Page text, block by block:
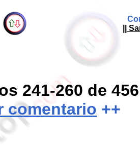
||
241-260 de 456
comentario ++